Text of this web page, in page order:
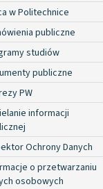
w Politechnice
publiczne
studiów
publiczne
PW
informacji
Ochrony Danych
o przetwarzaniu
osobowych